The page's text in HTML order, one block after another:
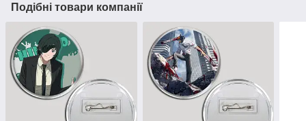
Подібні товари компанії